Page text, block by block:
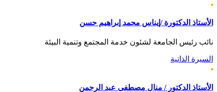
الأستاذ الدكتورة /إيناس محمد إبراهيم حسن
نائب رئيس الجامعة لشئون خدمة المجتمع وتنمية البيئة
السيرة الذاتية
الأستاذ الدكتور / منال مصطفى عبد الرحمن